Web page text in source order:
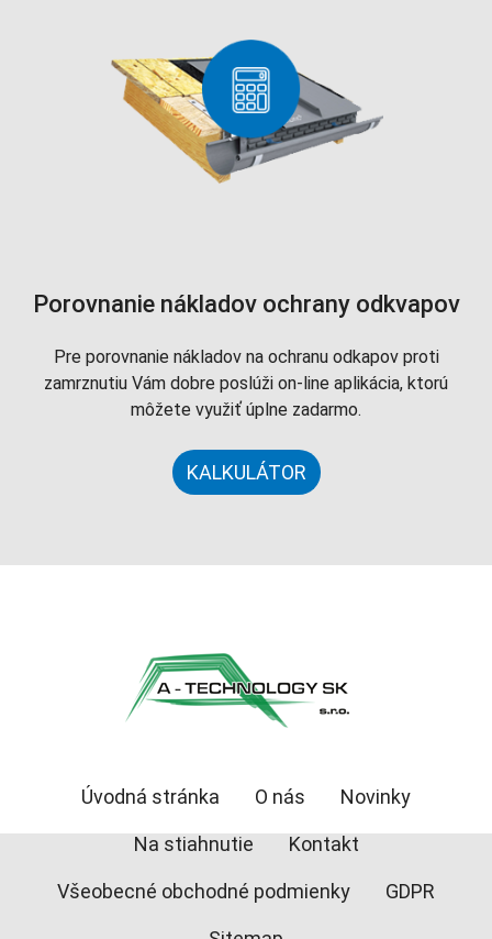
Porovnanie nákladov ochrany odkvapov
Pre porovnanie nákladov na ochranu odkapov proti
zamrznutiu Vám dobre poslúži on-line aplikácia, ktorú
môžete využiť úplne zadarmo.
KALKULÁTOR
Úvodná stránka O nás Novinky
Na stiahnutie Kontakt
Všeobecné obchodné podmienky GDPR